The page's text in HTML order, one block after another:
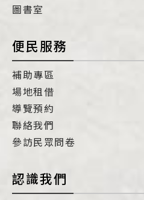
圖書室
便民服務
補助專區
場地租借
導覽預約
聯絡我們
參訪民眾問卷
認識我們